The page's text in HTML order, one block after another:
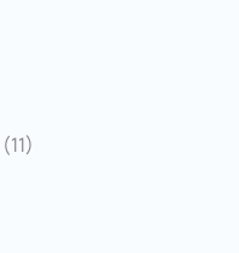
(11)